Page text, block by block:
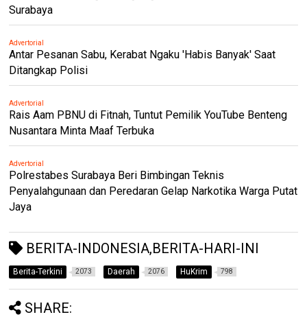
Surabaya
Advertorial
Antar Pesanan Sabu, Kerabat Ngaku 'Habis Banyak' Saat
Ditangkap Polisi
Advertorial
Rais Aam PBNU di Fitnah, Tuntut Pemilik YouTube Benteng
Nusantara Minta Maaf Terbuka
Advertorial
Polrestabes Surabaya Beri Bimbingan Teknis
Penyalahgunaan dan Peredaran Gelap Narkotika Warga Putat
Jaya
BERITA-INDONESIA,BERITA-HARI-INI
Berita-Terkini 2073 Daerah 2076 HuKrim 798
SHARE: